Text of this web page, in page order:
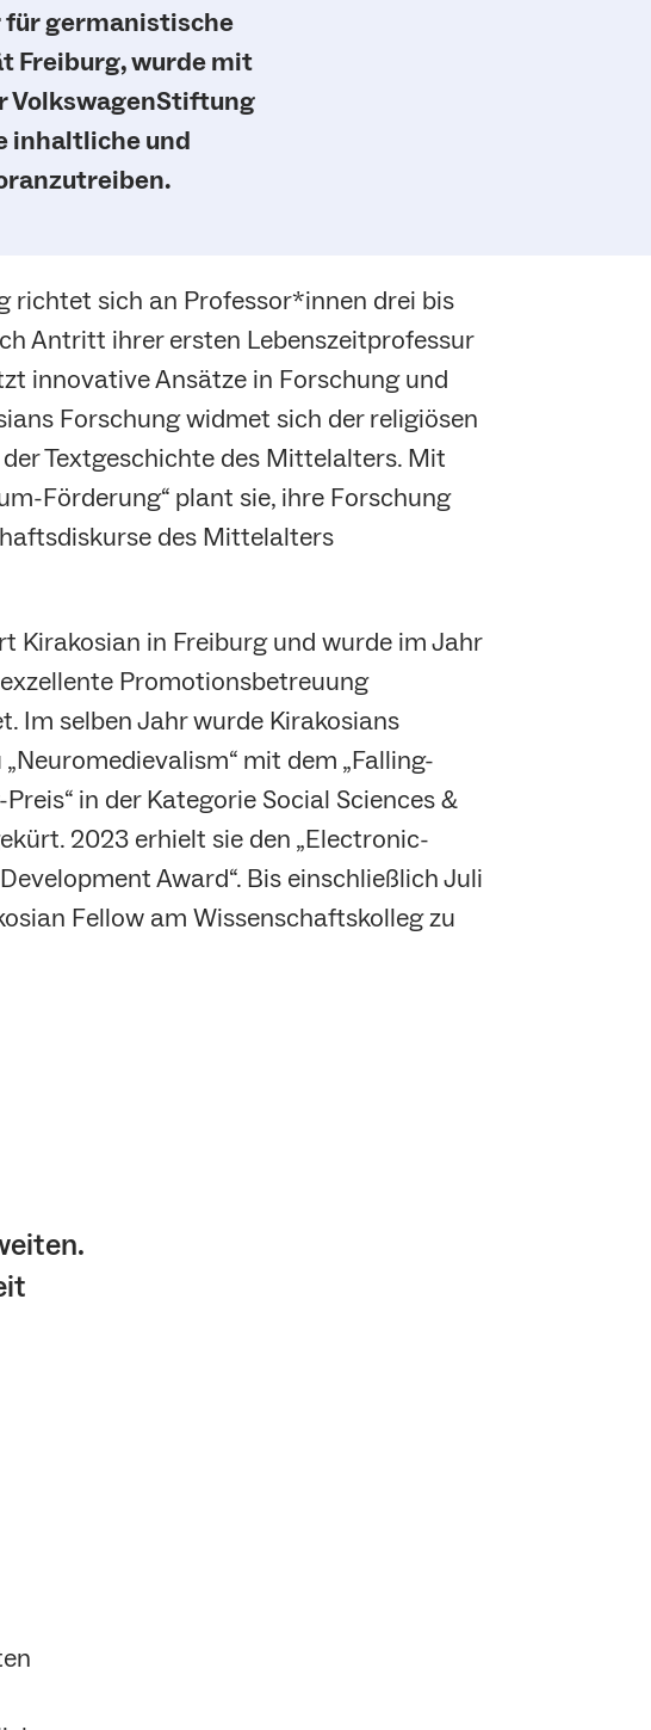
für germanistische
Freiburg, wurde mit
VolkswagenStiftung
inhaltliche und
richtet sich an Professor*innen drei bis
Antritt ihrer ersten Lebenszeitprofessur
innovative Ansätze in Forschung und
Forschung widmet sich der religiösen
Textgeschichte des Mittelalters. Mit
Förderung“ plant sie, ihre Forschung
des Mittelalters
Kirakosian in Freiburg und wurde im Jahr
Promotionsbetreuung
Im selben Jahr wurde Kirakosians
mit dem „Falling-
in der Kategorie Social Sciences &
2023 erhielt sie den „Electronic-
Award“. Bis einschließlich Juli
Fellow am Wissenschaftskolleg zu